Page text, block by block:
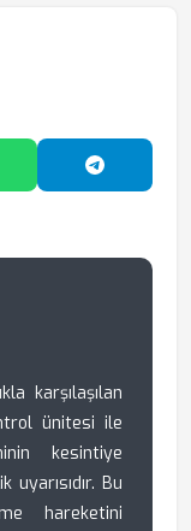
Paylaş
karşılaşılan
ünitesi ile
kesintiye
uyarısıdır. Bu
hareketini